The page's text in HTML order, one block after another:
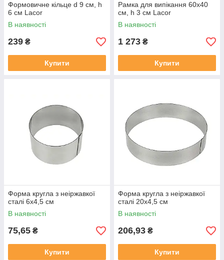
Формовичне кільце d 9 см, h
6 см Lacor
В наявності
239 ₴
Купити
Рамка для випікання 60х40
см, h 3 см Lacor
В наявності
1 273 ₴
Купити
Форма кругла з неіржавкої
сталі 6х4,5 см
В наявності
75,65 ₴
Купити
Форма кругла з неіржавкої
сталі 20х4,5 см
В наявності
206,93 ₴
Купити